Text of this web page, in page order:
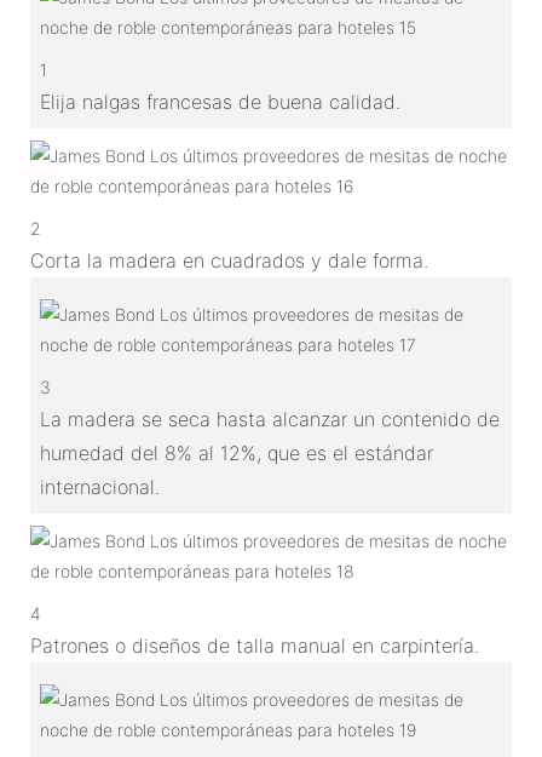
1
Elija nalgas francesas de buena calidad.
2
Corta la madera en cuadrados y dale forma.
3
La madera se seca hasta alcanzar un contenido de
humedad del 8% al 12%, que es el estándar
internacional.
4
Patrones o diseños de talla manual en carpintería.